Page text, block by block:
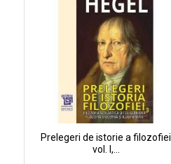
Prelegeri de istorie a filozofiei
vol. I,...